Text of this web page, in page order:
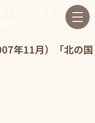
年11月）「北の国